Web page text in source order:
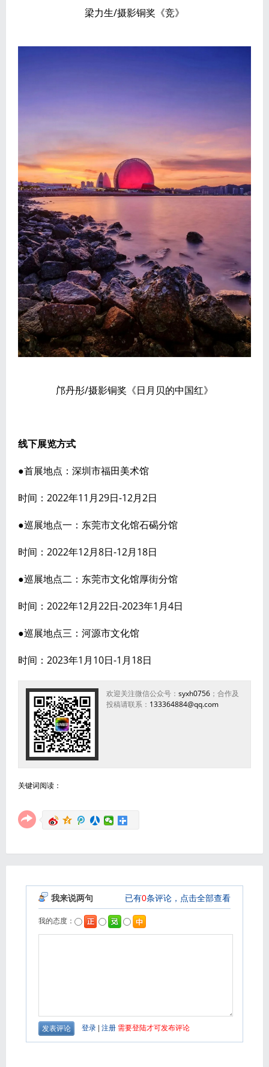
梁力生/摄影铜奖《竞》
邝丹彤/摄影铜奖《日月贝的中国红》
线下展览方式
●首展地点：深圳市福田美术馆
时间：2022年11月29日-12月2日
●巡展地点一：东莞市文化馆石碣分馆
时间：2022年12月8日-12月18日
●巡展地点二：东莞市文化馆厚街分馆
时间：2022年12月22日-2023年1月4日
●巡展地点三：河源市文化馆
时间：2023年1月10日-1月18日
欢迎关注微信公众号： syxh0756；合作及
投稿请联系： 133364884@qq.com
关键词阅读：